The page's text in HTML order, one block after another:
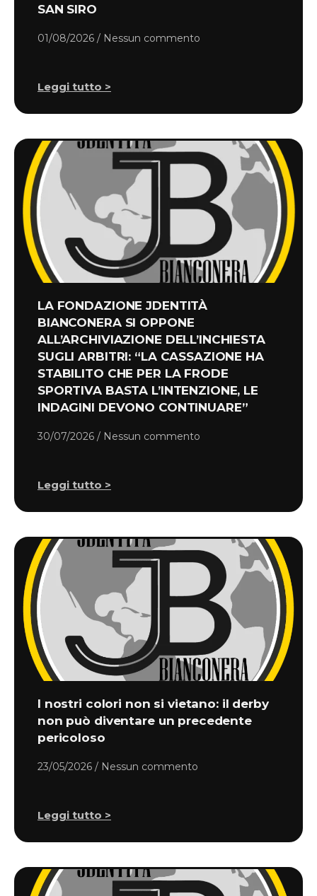
SAN SIRO
01/08/2026 Nessun commento
Leggi tutto >
LA FONDAZIONE JDENTITÀ
BIANCONERA SI OPPONE
ALL’ARCHIVIAZIONE DELL’INCHIESTA
SUGLI ARBITRI: “LA CASSAZIONE HA
STABILITO CHE PER LA FRODE
SPORTIVA BASTA L’INTENZIONE, LE
INDAGINI DEVONO CONTINUARE”
30/07/2026 Nessun commento
Leggi tutto >
I nostri colori non si vietano: il derby
non può diventare un precedente
pericoloso
23/05/2026 Nessun commento
Leggi tutto >